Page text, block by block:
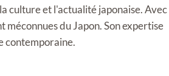
culture et l'actualité japonaise. Avec
du Japon. Son expertise
contemporaine.